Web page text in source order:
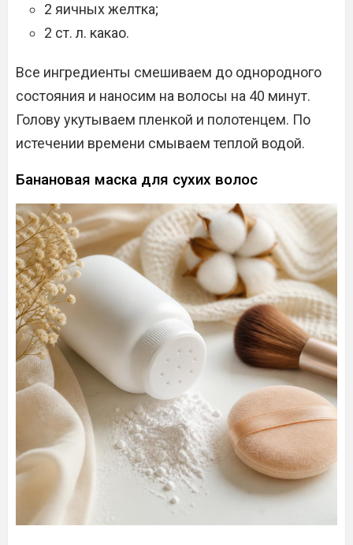
2 яичных желтка;
2 ст. л. какао.
Все ингредиенты смешиваем до однородного
состояния и наносим на волосы на 40 минут.
Голову укутываем пленкой и полотенцем. По
истечении времени смываем теплой водой.
Банановая маска для сухих волос